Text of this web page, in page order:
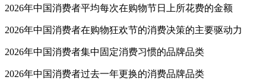
2026年中国消费者平均每次在购物节日上所花费的金额
2026年中国消费者在购物狂欢节的消费决策的主要驱动力
2026年中国消费者集中固定消费习惯的品牌品类
2026年中国消费者过去一年更换的消费品牌品类